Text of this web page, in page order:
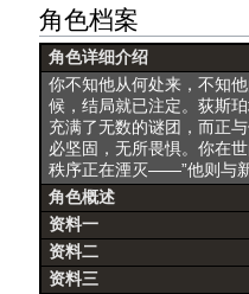
角色档案
角色详细介绍
你不知他从何处来，不知
候，结局就已注定。荻斯
充满了无数的谜团，而正
必坚固，无所畏惧。你在
秩序正在湮灭——”他则与
角色概述
资料一
资料二
资料三